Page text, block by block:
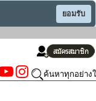
ยอมรับ
ค้นหาทุกอย่าง